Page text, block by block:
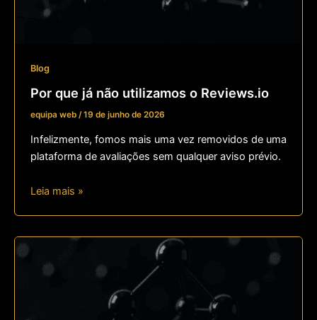
Blog
Por que já não utilizamos o Reviews.io
equipa web /19 de junho de 2026
Infelizmente, fomos mais uma vez removidos de uma
plataforma de avaliações sem qualquer aviso prévio.
Leia mais »